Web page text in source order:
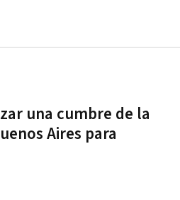
una cumbre de la
Aires para